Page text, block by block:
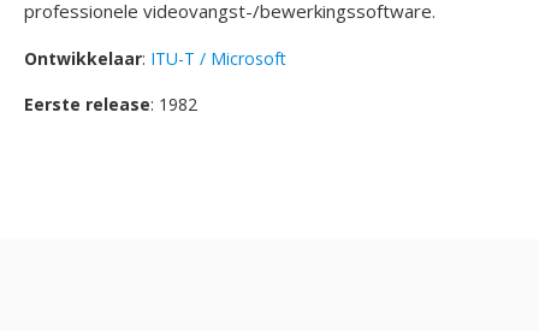
professionele videovangst-/bewerkingssoftware.
Ontwikkelaar: ITU-T / Microsoft
Eerste release: 1982